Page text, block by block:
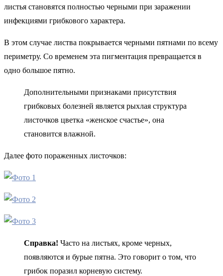
листья становятся полностью черными при заражении
инфекциями грибкового характера.
В этом случае листва покрывается черными пятнами по всему
периметру. Со временем эта пигментация превращается в
одно большое пятно.
Дополнительными признаками присутствия
грибковых болезней является рыхлая структура
листочков цветка «женское счастье», она
становится влажной.
Далее фото пораженных листочков:
Справка! Часто на листьях, кроме черных,
появляются и бурые пятна. Это говорит о том, что
грибок поразил корневую систему.